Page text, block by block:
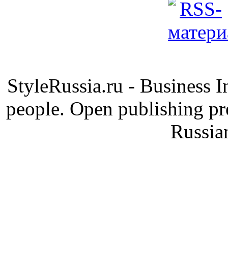
StyleRussia.ru - Business
people. Open publishing